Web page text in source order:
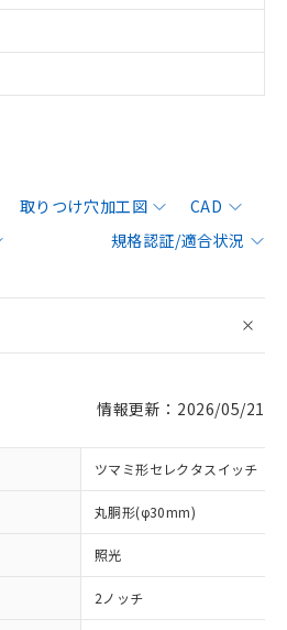
取りつけ穴加工図
CAD
規格認証/適合状況
情報更新：2026/05/21
ツマミ形セレクタスイッチ
丸胴形(φ30mm)
照光
2ノッチ